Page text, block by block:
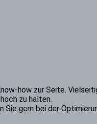
how zur Seite.
zu halten.
gern bei der